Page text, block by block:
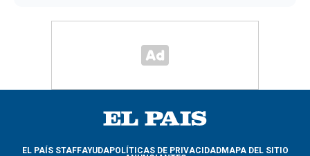
EL PAÍS STAFFAYUDAPOLÍTICAS DE PRIVACIDADMAPA DEL SITIO